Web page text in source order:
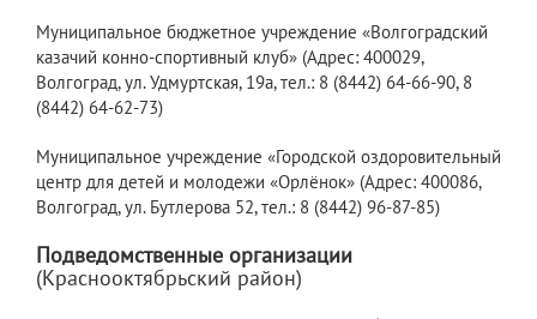
Муниципальное бюджетное учреждение «Волгоградский
казачий конно-спортивный клуб» (Адрес: 400029,
Волгоград, ул. Удмуртская, 19а, тел.: 8 (8442) 64-66-90, 8
(8442) 64-62-73)
Муниципальное учреждение «Городской оздоровительный
центр для детей и молодежи «Орлёнок» (Адрес: 400086,
Волгоград, ул. Бутлерова 52, тел.: 8 (8442) 96-87-85)
Подведомственные организации
(Краснооктябрьский район)